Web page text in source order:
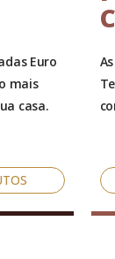
Euro
mais
casa.